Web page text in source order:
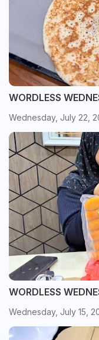
WORDLESS
Wednesday, July 22,
WORDLESS
Wednesday, July 15,